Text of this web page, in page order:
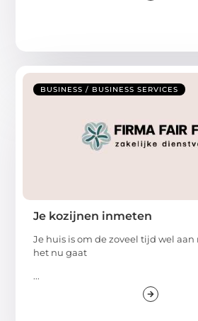
BUSINESS / BUSINESS SERVICES
Je kozijnen inmeten
Je huis is om de zoveel tijd wel aan
het nu gaat
...